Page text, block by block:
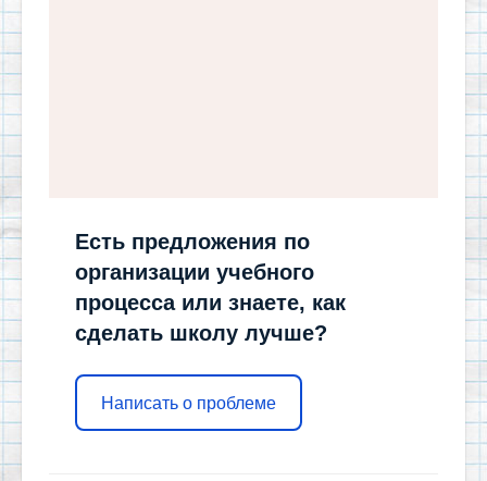
Есть предложения по
организации учебного
процесса или знаете, как
сделать школу лучше?
Написать о проблеме